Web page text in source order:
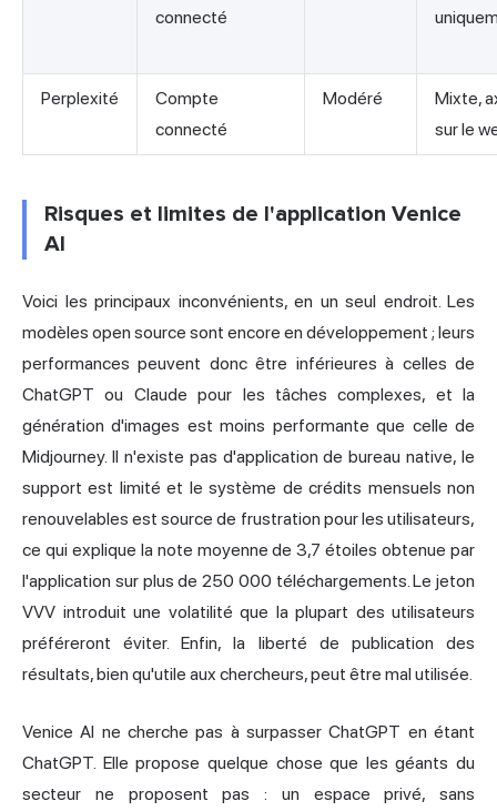
connecté
Perplexité
Compte
connecté
Modéré
Mixte,
sur le
Risques et limites de l'application Venice
AI
Voici les principaux inconvénients, en un seul endroit. Les
modèles open source sont encore en développement ; leurs
performances peuvent donc être inférieures à celles de
ChatGPT ou Claude pour les tâches complexes, et la
génération d'images est moins performante que celle de
Midjourney. Il n'existe pas d'application de bureau native, le
support est limité et le système de crédits mensuels non
renouvelables est source de frustration pour les utilisateurs,
ce qui explique la note moyenne de 3,7 étoiles obtenue par
l'application sur plus de 250 000 téléchargements. Le jeton
VVV introduit une volatilité que la plupart des utilisateurs
préféreront éviter. Enfin, la liberté de publication des
résultats, bien qu'utile aux chercheurs, peut être mal utilisée.
Venice AI ne cherche pas à surpasser ChatGPT en étant
ChatGPT. Elle propose quelque chose que les géants du
secteur ne proposent pas : un espace privé, sans